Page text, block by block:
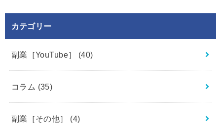
カテゴリー
副業［YouTube］ (40)
コラム (35)
副業［その他］ (4)